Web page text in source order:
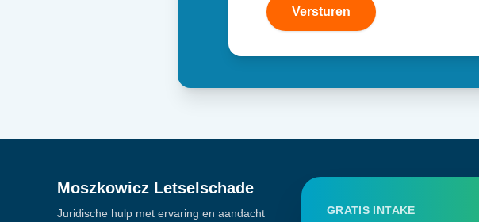
Versturen
Moszkowicz Letselschade
Juridische hulp met ervaring en aandacht GRATIS INTAKE